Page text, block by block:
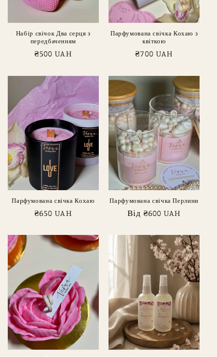
Набір свічок Два серця з
передбаченням
Звичайна
₴500 UAH
Парфумована свічка Кохаю з
квіткою
Звичайна
₴700 UAH
Парфумована свічка Кохаю
Звичайна
₴650 UAH
Парфумована свічка Перлини
Звичайна
Від ₴600 UAH